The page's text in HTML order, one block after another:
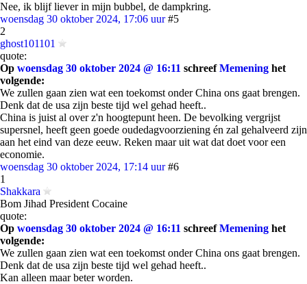
Nee, ik blijf liever in mijn bubbel, de dampkring.
woensdag 30 oktober 2024, 17:06 uur #5
2
ghost101101
quote:
Op woensdag 30 oktober 2024 @ 16:11 schreefMemening het
volgende:
We zullen gaan zien wat een toekomst onder China ons gaat brengen.
Denk dat de usa zijn beste tijd wel gehad heeft..
China is juist al over z'n hoogtepunt heen. De bevolking vergrijst
supersnel, heeft geen goede oudedagvoorziening én zal gehalveerd zijn
aan het eind van deze eeuw. Reken maar uit wat dat doet voor een
economie.
woensdag 30 oktober 2024, 17:14 uur #6
1
Shakkara
Bom Jihad President Cocaine
quote:
Op woensdag 30 oktober 2024 @ 16:11 schreefMemening het
volgende:
We zullen gaan zien wat een toekomst onder China ons gaat brengen.
Denk dat de usa zijn beste tijd wel gehad heeft..
Kan alleen maar beter worden.